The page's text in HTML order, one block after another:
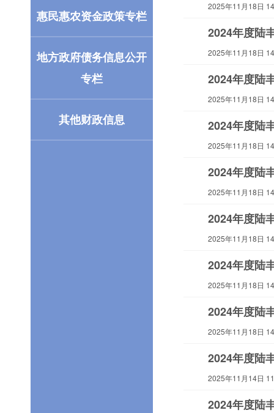
惠民惠农资金政策专栏
地方政府债务信息公开
专栏
其他财政信息
2025年11月18日
2024年度陆
2025年11月18日
2024年度陆
2025年11月18日
2024年度陆
2025年11月18日
2024年度陆
2025年11月18日
2024年度陆
2025年11月18日
2024年度陆
2025年11月18日
2024年度陆
2025年11月18日
2024年度陆
2025年11月14日
2024年度陆